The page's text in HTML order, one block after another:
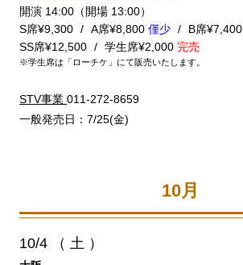
開演 14:00（開場 13:00）
S席¥9,300
A席¥8,800 僅少 B席¥7,400
SS席¥12,500
学生席¥2,000 完売
※学生席は「ローチケ」にて販売いたします。
STV事業 011-272-8659
一般発売日：7/25(金)
10月
10/4 （ 土 ）